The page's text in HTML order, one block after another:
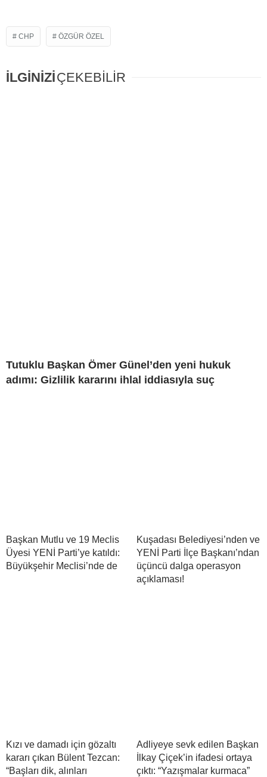
CHP ÖZGÜR ÖZEL
İLGİNİZİÇEKEBİLİR
Tutuklu Başkan Ömer Günel’den yeni hukuk
adımı: Gizlilik kararını ihlal iddiasıyla suç
Başkan Mutlu ve 19 Meclis
Üyesi YENİ Parti’ye katıldı:
Büyükşehir Meclisi’nde de
Kuşadası Belediyesi’nden ve
YENİ Parti İlçe Başkanı’ndan
üçüncü dalga operasyon
açıklaması!
Kızı ve damadı için gözaltı
kararı çıkan Bülent Tezcan:
“Başları dik, alınları
Adliyeye sevk edilen Başkan
İlkay Çiçek’in ifadesi ortaya
çıktı: “Yazışmalar kurmaca”